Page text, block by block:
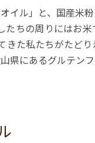
ル」と、国産米
ちの周りにはお
た私たちがたど
県にあるグルテン